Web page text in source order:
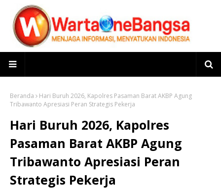
Beranda
Hari Buruh 2026, Kapolres Pasaman Barat AKBP Agung
Tribawanto Apresiasi Peran Strategis Pekerja
Hari Buruh 2026, Kapolres
Pasaman Barat AKBP Agung
Tribawanto Apresiasi Peran
Strategis Pekerja